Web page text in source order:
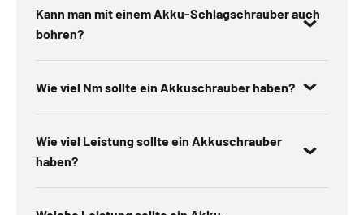
Kann man mit einem Akku-Schlagschrauber auch
bohren?
Wie viel Nm sollte ein Akkuschrauber haben?
Wie viel Leistung sollte ein Akkuschrauber
haben?